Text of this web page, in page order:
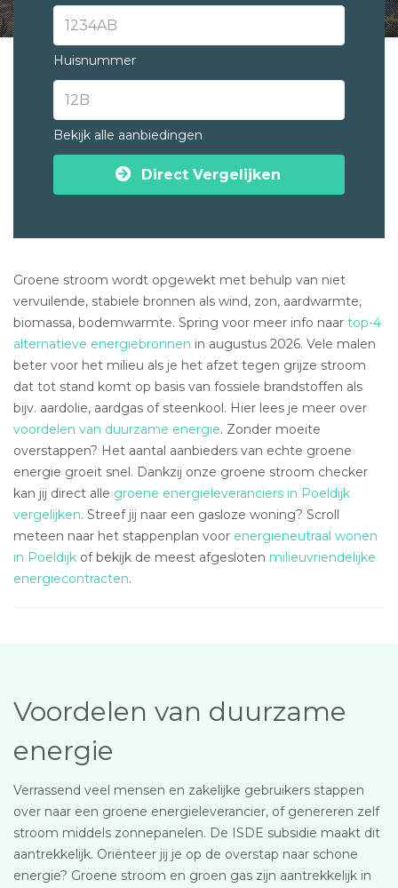
Huisnummer
Bekijk alle aanbiedingen
Direct Vergelijken
Groene stroom wordt opgewekt met behulp van niet
vervuilende, stabiele bronnen als wind, zon, aardwarmte,
biomassa, bodemwarmte. Spring voor meer info naar top-4
alternatieve energiebronnen in augustus 2026. Vele malen
beter voor het milieu als je het afzet tegen grijze stroom
dat tot stand komt op basis van fossiele brandstoffen als
bijv. aardolie, aardgas of steenkool. Hier lees je meer over
voordelen van duurzame energie. Zonder moeite
overstappen? Het aantal aanbieders van echte groene
energie groeit snel. Dankzij onze groene stroom checker
kan jij direct alle groene energieleveranciers in Poeldijk
vergelijken. Streef jij naar een gasloze woning? Scroll
meteen naar het stappenplan voor energieneutraal wonen
in Poeldijk of bekijk de meest afgesloten milieuvriendelijke
energiecontracten.
Voordelen van duurzame
energie
Verrassend veel mensen en zakelijke gebruikers stappen
over naar een groene energieleverancier, of genereren zelf
stroom middels zonnepanelen. De ISDE subsidie maakt dit
aantrekkelijk. Oriënteer jij je op de overstap naar schone
energie? Groene stroom en groen gas zijn aantrekkelijk in